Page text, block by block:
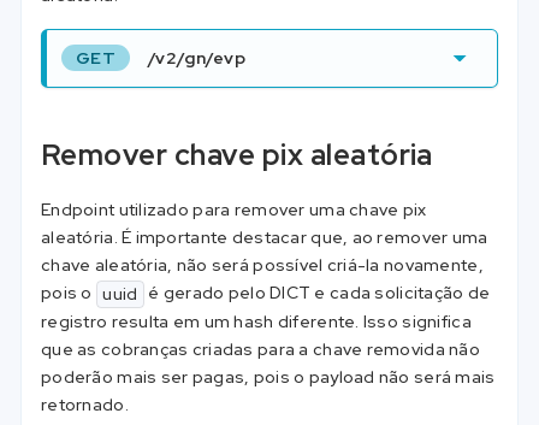
GET /v2/gn/evp
Remover chave pix aleatória
Endpoint utilizado para remover uma chave pix
aleatória. É importante destacar que, ao remover uma
chave aleatória, não será possível criá-la novamente,
pois o uuid
é gerado pelo DICT e cada solicitação de
registro resulta em um hash diferente. Isso significa
que as cobranças criadas para a chave removida não
poderão mais ser pagas, pois o payload não será mais
retornado.